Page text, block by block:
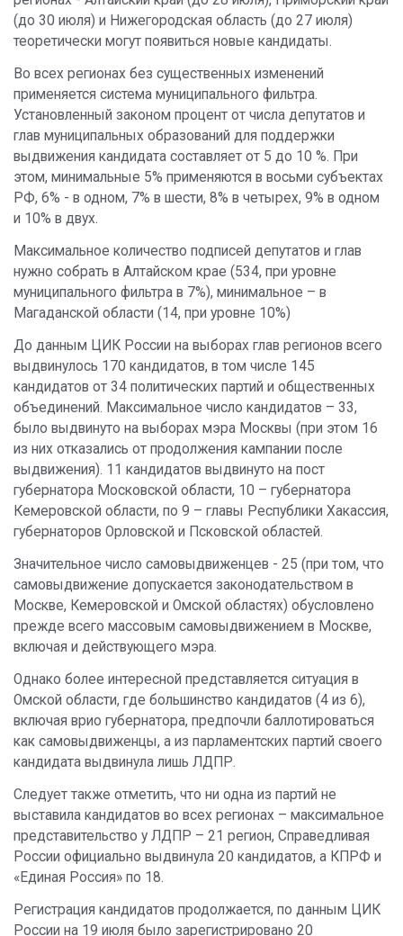
(до 30 июля) и Нижегородская область (до 27 июля)
теоретически могут появиться новые кандидаты.
Во всех регионах без существенных изменений
применяется система муниципального фильтра.
Установленный законом процент от числа депутатов и
глав муниципальных образований для поддержки
выдвижения кандидата составляет от 5 до 10 %. При
этом, минимальные 5% применяются в восьми субъектах
РФ, 6% - в одном, 7% в шести, 8% в четырех, 9% в одном
и 10% в двух.
Максимальное количество подписей депутатов и глав
нужно собрать в Алтайском крае (534, при уровне
муниципального фильтра в 7%), минимальное – в
Магаданской области (14, при уровне 10%)
До данным ЦИК России на выборах глав регионов всего
выдвинулось 170 кандидатов, в том числе 145
кандидатов от 34 политических партий и общественных
объединений. Максимальное число кандидатов – 33,
было выдвинуто на выборах мэра Москвы (при этом 16
из них отказались от продолжения кампании после
выдвижения). 11 кандидатов выдвинуто на пост
губернатора Московской области, 10 – губернатора
Кемеровской области, по 9 – главы Республики Хакассия,
губернаторов Орловской и Псковской областей.
Значительное число самовыдвиженцев - 25 (при том, что
самовыдвижение допускается законодательством в
Москве, Кемеровской и Омской областях) обусловлено
прежде всего массовым самовыдвижением в Москве,
включая и действующего мэра.
Однако более интересной представляется ситуация в
Омской области, где большинство кандидатов (4 из 6),
включая врио губернатора, предпочли баллотироваться
как самовыдвиженцы, а из парламентских партий своего
кандидата выдвинула лишь ЛДПР.
Следует также отметить, что ни одна из партий не
выставила кандидатов во всех регионах – максимальное
представительство у ЛДПР – 21 регион, Справедливая
России официально выдвинула 20 кандидатов, а КПРФ и
«Единая Россия» по 18.
Регистрация кандидатов продолжается, по данным ЦИК
России на 19 июля было зарегистрировано 20